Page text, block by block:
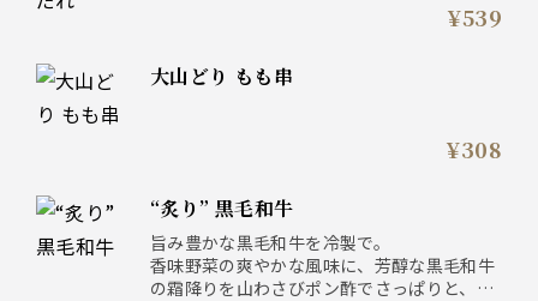
¥539
大山どり もも串
¥308
“炙り” 黒毛和牛
旨み豊かな黒毛和牛を冷製で。
香味野菜の爽やかな風味に、芳醇な黒毛和牛
の霜降りを山わさびポン酢でさっぱりと、箸